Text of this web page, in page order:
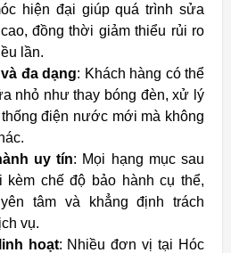
hiện đại giúp quá trình sửa
đồng thời giảm thiểu rủi ro
lần.
đa dạng: Khách hàng có thể
nhỏ như thay bóng đèn, xử lý
điện nước mới mà không
uy tín: Mọi hạng mục sau
kèm chế độ bảo hành cụ thể,
tâm và khẳng định trách
vụ.
hoạt: Nhiều đơn vị tại Hóc